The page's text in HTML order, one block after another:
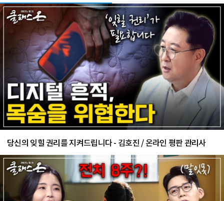
당신의 잊힐 권리를 지켜드립니다 - 김호진 / 온라인 평판 관리사